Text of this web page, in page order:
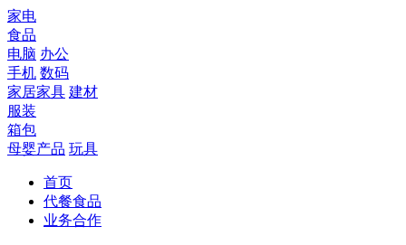
家电
食品
电脑 办公
手机 数码
家居家具 建材
服装
箱包
母婴产品 玩具
首页
代餐食品
业务合作